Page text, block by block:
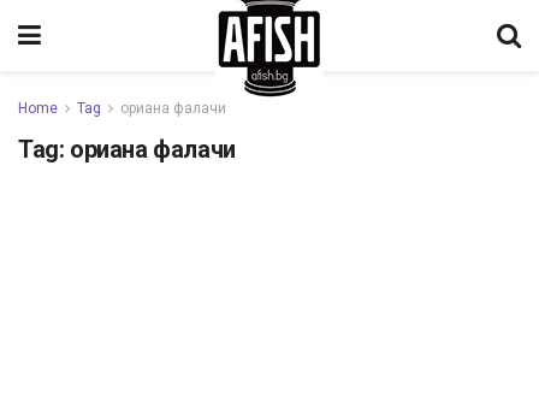
Home Tag ориана фалачи
Tag: ориана фалачи